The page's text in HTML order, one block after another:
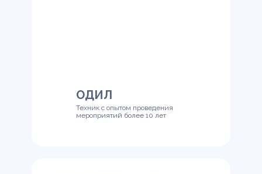
ОДИЛ
Техник с опытом проведения
мероприятий более 10 лет